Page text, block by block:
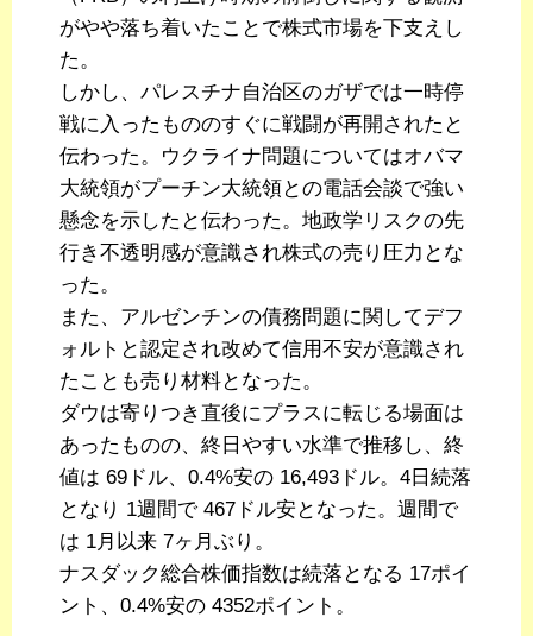
がやや落ち着いたことで株式市場を下支えし
た。
しかし、パレスチナ自治区のガザでは一時停
戦に入ったもののすぐに戦闘が再開されたと
伝わった。ウクライナ問題についてはオバマ
大統領がプーチン大統領との電話会談で強い
懸念を示したと伝わった。地政学リスクの先
行き不透明感が意識され株式の売り圧力とな
った。
また、アルゼンチンの債務問題に関してデフ
ォルトと認定され改めて信用不安が意識され
たことも売り材料となった。
ダウは寄りつき直後にプラスに転じる場面は
あったものの、終日やすい水準で推移し、終
値は 69ドル、0.4%安の 16,493ドル。4日続落
となり 1週間で 467ドル安となった。週間で
は 1月以来 7ヶ月ぶり。
ナスダック総合株価指数は続落となる 17ポイ
ント、0.4%安の 4352ポイント。